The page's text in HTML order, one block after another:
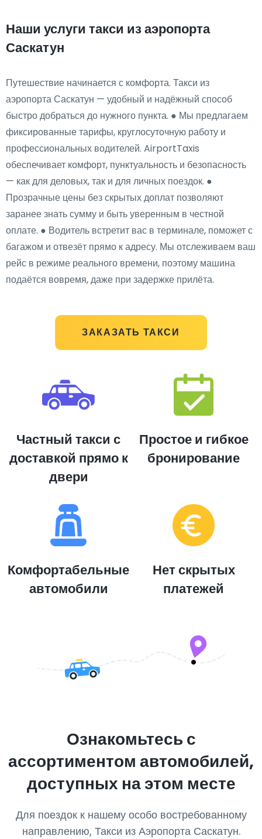
ЗАКАЗАТЬ ТАКСИ
Наши услуги такси из аэропорта
Саскатун
Путешествие начинается с комфорта. Такси из
аэропорта Саскатун — удобный и надёжный способ
быстро добраться до нужного пункта. ● Мы предлагаем
фиксированные тарифы, круглосуточную работу и
профессиональных водителей. AirportTaxis
обеспечивает комфорт, пунктуальность и безопасность
— как для деловых, так и для личных поездок. ●
Прозрачные цены без скрытых доплат позволяют
заранее знать сумму и быть уверенным в честной
оплате. ● Водитель встретит вас в терминале, поможет с
багажом и отвезёт прямо к адресу. Мы отслеживаем ваш
рейс в режиме реального времени, поэтому машина
подаётся вовремя, даже при задержке прилёта.
Частный такси с
доставкой прямо к
двери
Простое и гибкое
бронирование
Комфортабельные
автомобили
Нет скрытых
платежей
Ознакомьтесь с
ассортиментом автомобилей,
доступных на этом месте
Для поездок к нашему особо востребованному
направлению, Такси из Аэропорта Саскатун.